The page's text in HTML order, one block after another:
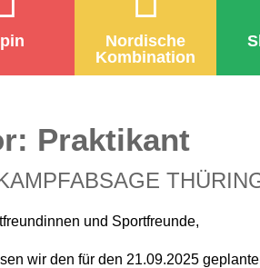
Nordische
Kombination
Praktikant
und Sportfreunde,
wir den für den 21.09.2025